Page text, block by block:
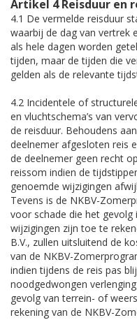
Artikel 4 Reisduur en
4.1 De vermelde reisduur
waarbij de dag van vertrek
als hele dagen worden
tijden, maar de tijden die
gelden als de relevante
4.2 Incidentele of
en vluchtschema’s van
de reisduur. Behoudens
deelnemer afgesloten reis
de deelnemer geen recht
reissom indien de
genoemde wijzigingen
Tevens is de NKBV-
voor schade die het gevolg
wijzigingen zijn toe te
B.V., zullen uitsluitend de
van de NKBV-
indien tijdens de reis pas
noodgedwongen
gevolg van terrein- of
rekening van de NKBV-